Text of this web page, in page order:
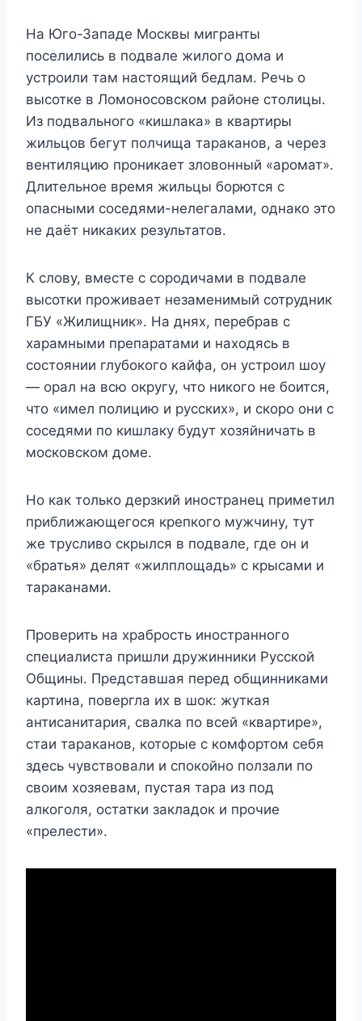
На Юго-Западе Москвы мигранты
поселились в подвале жилого дома и
устроили там настоящий бедлам. Речь о
высотке в Ломоносовском районе столицы.
Из подвального «кишлака» в квартиры
жильцов бегут полчища тараканов, а через
вентиляцию проникает зловонный «аромат».
Длительное время жильцы борются с
опасными соседями-нелегалами, однако это
не даёт никаких результатов.
К слову, вместе с сородичами в подвале
высотки проживает незаменимый сотрудник
ГБУ «Жилищник». На днях, перебрав с
харамными препаратами и находясь в
состоянии глубокого кайфа, он устроил шоу
— орал на всю округу, что никого не боится,
что «имел полицию и русских», и скоро они с
соседями по кишлаку будут хозяйничать в
московском доме.
Но как только дерзкий иностранец приметил
приближающегося крепкого мужчину, тут
же трусливо скрылся в подвале, где он и
«братья» делят «жилплощадь» с крысами и
тараканами.
Проверить на храбрость иностранного
специалиста пришли дружинники Русской
Общины. Представшая перед общинниками
картина, повергла их в шок: жуткая
антисанитария, свалка по всей «квартире»,
стаи тараканов, которые с комфортом себя
здесь чувствовали и спокойно ползали по
своим хозяевам, пустая тара из под
алкоголя, остатки закладок и прочие
«прелести».